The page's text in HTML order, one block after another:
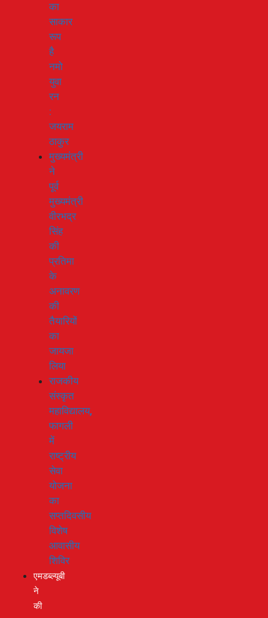
का
साकार
रूप
है
नमो
युवा
रन
:
जयराम
ठाकुर
मुख्यमंत्री
ने
पूर्व
मुख्यमंत्री
वीरभद्र
सिंह
की
प्रतिमा
के
अनावरण
की
तैयारियों
का
जायजा
लिया
राजकीय
संस्कृत
महाविद्यालय,
फागली
में
राष्ट्रीय
सेवा
योजना
का
सप्तदिवसीय
विशेष
आवासीय
शिविर
एमडब्ल्यूबी
ने
की